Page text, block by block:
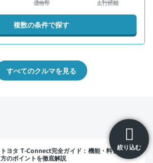
絞り込む
価格帯 走行距離
複数の条件で探す
すべてのクルマを見る
トヨタ T-Connect完全ガイド：機能・料金・選び
方のポイントを徹底解説